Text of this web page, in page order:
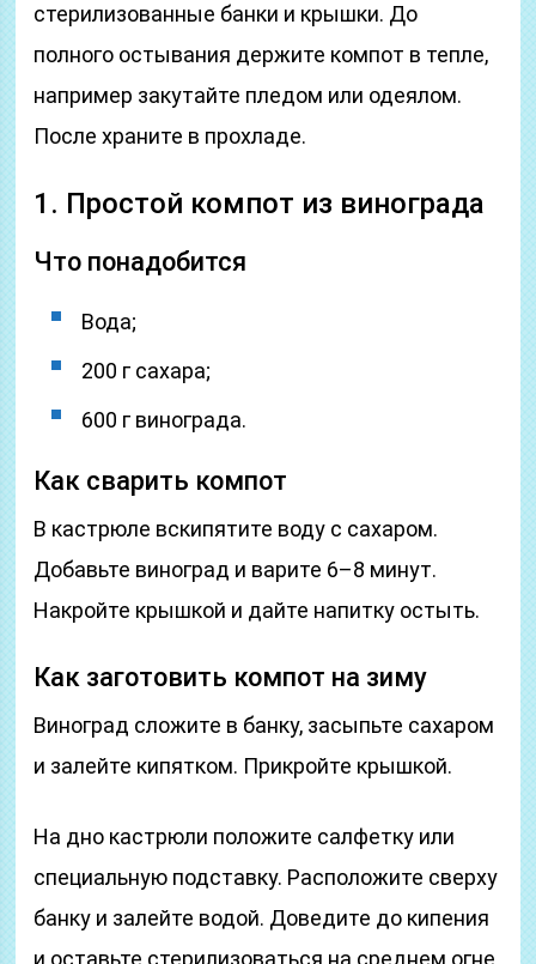
стерилизованные банки и крышки. До
полного остывания держите компот в тепле,
например закутайте пледом или одеялом.
После храните в прохладе.
1. Простой компот из винограда
Что понадобится
Вода;
200 г сахара;
600 г винограда.
Как сварить компот
В кастрюле вскипятите воду с сахаром.
Добавьте виноград и варите 6–8 минут.
Накройте крышкой и дайте напитку остыть.
Как заготовить компот на зиму
Виноград сложите в банку, засыпьте сахаром
и залейте кипятком. Прикройте крышкой.
На дно кастрюли положите салфетку или
специальную подставку. Расположите сверху
банку и залейте водой. Доведите до кипения
и оставьте стерилизоваться на среднем огне